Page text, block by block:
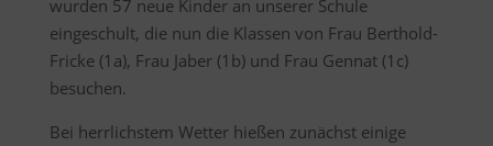
wurden 57 neue Kinder an unserer Schule
eingeschult, die nun die Klassen von Frau Berthold-
Fricke (1a), Frau Jaber (1b) und Frau Gennat (1c)
besuchen.
Bei herrlichstem Wetter hießen zunächst einige